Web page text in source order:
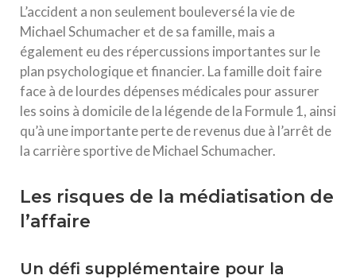
L’accident a non seulement bouleversé la vie de
Michael Schumacher et de sa famille, mais a
également eu des répercussions importantes sur le
plan psychologique et financier. La famille doit faire
face à de lourdes dépenses médicales pour assurer
les soins à domicile de la légende de la Formule 1, ainsi
qu’à une importante perte de revenus due à l’arrêt de
la carrière sportive de Michael Schumacher.
Les risques de la médiatisation de
l’affaire
Un défi supplémentaire pour la